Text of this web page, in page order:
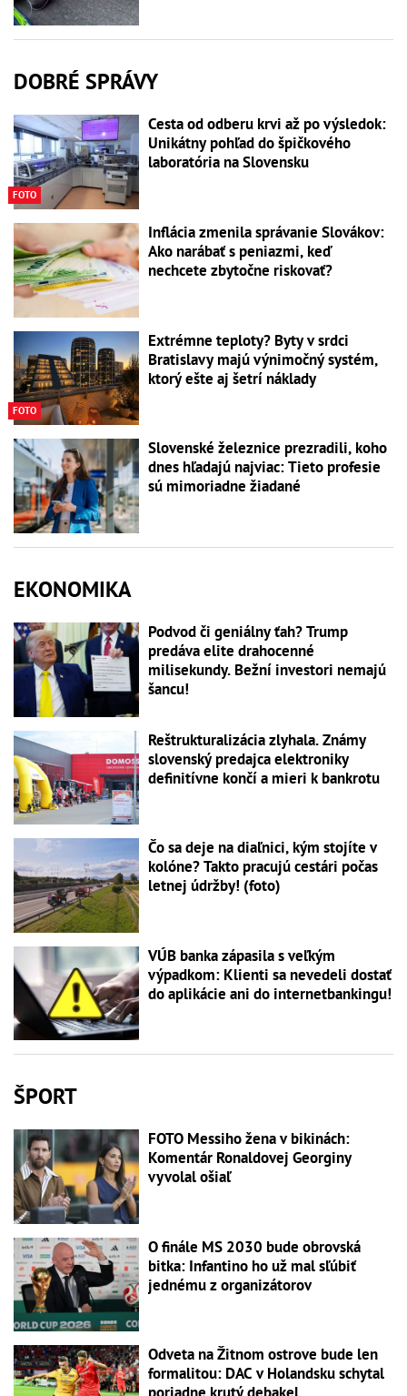
DOBRÉ SPRÁVY
FOTO
Cesta od odberu krvi až po výsledok:
Unikátny pohľad do špičkového
laboratória na Slovensku
Inflácia zmenila správanie Slovákov:
Ako narábať s peniazmi, keď
nechcete zbytočne riskovať?
FOTO
Extrémne teploty? Byty v srdci
Bratislavy majú výnimočný systém,
ktorý ešte aj šetrí náklady
Slovenské železnice prezradili, koho
dnes hľadajú najviac: Tieto profesie
sú mimoriadne žiadané
EKONOMIKA
Podvod či geniálny ťah? Trump
predáva elite drahocenné
milisekundy. Bežní investori nemajú
šancu!
Reštrukturalizácia zlyhala. Známy
slovenský predajca elektroniky
definitívne končí a mieri k bankrotu
Čo sa deje na diaľnici, kým stojíte v
kolóne? Takto pracujú cestári počas
letnej údržby! (foto)
VÚB banka zápasila s veľkým
výpadkom: Klienti sa nevedeli dostať
do aplikácie ani do internetbankingu!
ŠPORT
FOTO Messiho žena v bikinách:
Komentár Ronaldovej Georginy
vyvolal ošiaľ
O finále MS 2030 bude obrovská
bitka: Infantino ho už mal sľúbiť
jednému z organizátorov
Odveta na Žitnom ostrove bude len
formalitou: DAC v Holandsku schytal